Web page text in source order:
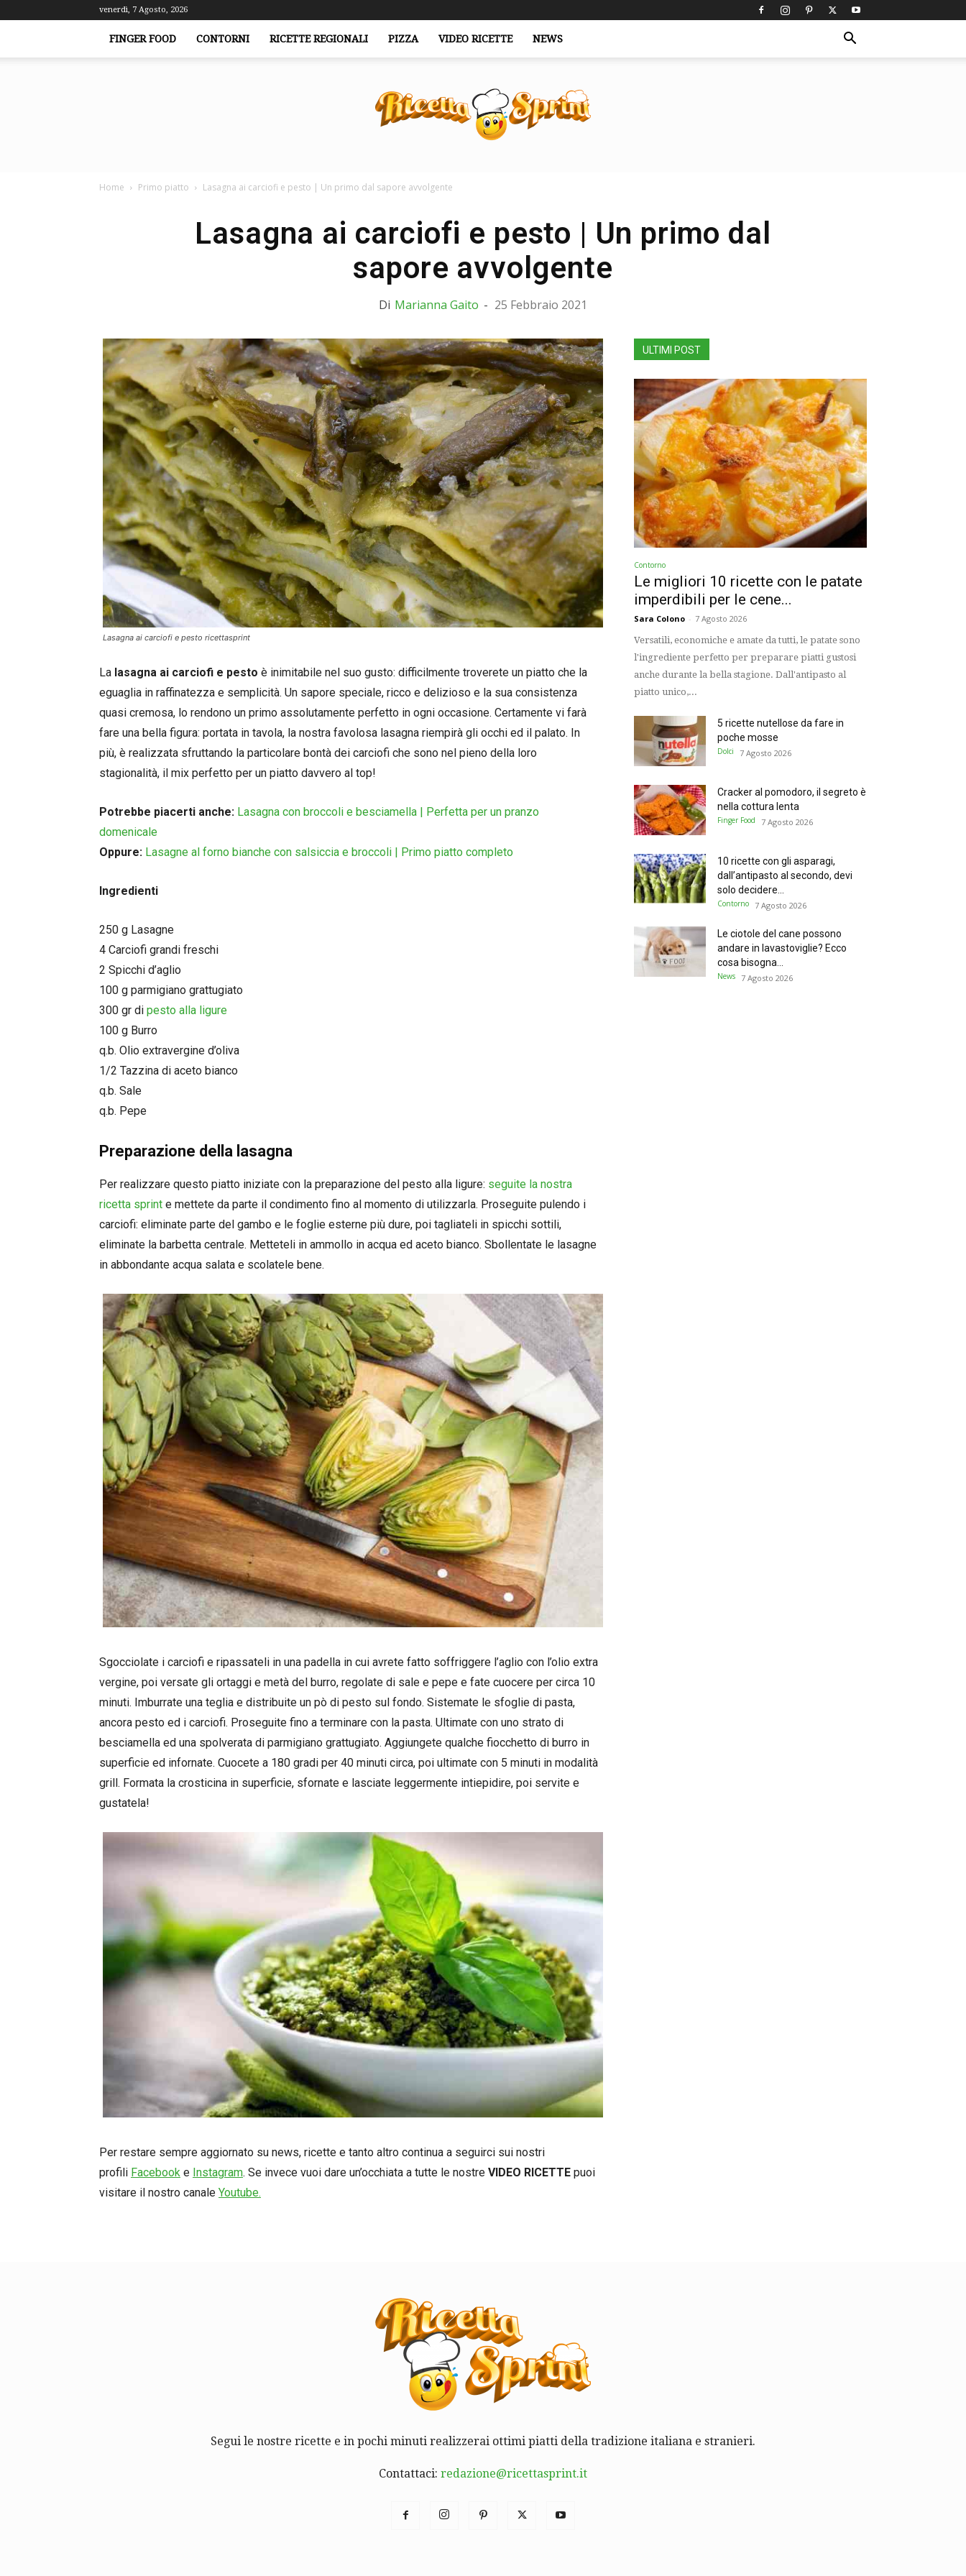
venerdì, 7 Agosto, 2026
FINGER FOOD CONTORNI RICETTE REGIONALI PIZZA VIDEO RICETTE NEWS
Home Primo piatto Lasagna ai carciofi e pesto | Un primo dal sapore avvolgente
Lasagna ai carciofi e pesto | Un primo dal
sapore avvolgente
Di Marianna Gaito - 25 Febbraio 2021
Lasagna ai carciofi e pesto ricettasprint
La lasagna ai carciofi e pesto è inimitabile nel suo gusto: difficilmente troverete un piatto che la
eguaglia in raffinatezza e semplicità. Un sapore speciale, ricco e delizioso e la sua consistenza
quasi cremosa, lo rendono un primo assolutamente perfetto in ogni occasione. Certamente vi farà
fare una bella figura: portata in tavola, la nostra favolosa lasagna riempirà gli occhi ed il palato. In
più, è realizzata sfruttando la particolare bontà dei carciofi che sono nel pieno della loro
stagionalità, il mix perfetto per un piatto davvero al top!
Potrebbe piacerti anche: Lasagna con broccoli e besciamella | Perfetta per un pranzo
domenicale
Oppure: Lasagne al forno bianche con salsiccia e broccoli | Primo piatto completo
Ingredienti
250 g Lasagne
4 Carciofi grandi freschi
2 Spicchi d’aglio
100 g parmigiano grattugiato
300 gr di pesto alla ligure
100 g Burro
q.b. Olio extravergine d’oliva
1/2 Tazzina di aceto bianco
q.b. Sale
q.b. Pepe
Preparazione della lasagna
Per realizzare questo piatto iniziate con la preparazione del pesto alla ligure: seguite la nostra
ricetta sprint e mettete da parte il condimento fino al momento di utilizzarla. Proseguite pulendo i
carciofi: eliminate parte del gambo e le foglie esterne più dure, poi tagliateli in spicchi sottili,
eliminate la barbetta centrale. Metteteli in ammollo in acqua ed aceto bianco. Sbollentate le lasagne
in abbondante acqua salata e scolatele bene.
Sgocciolate i carciofi e ripassateli in una padella in cui avrete fatto soffriggere l’aglio con l’olio extra
vergine, poi versate gli ortaggi e metà del burro, regolate di sale e pepe e fate cuocere per circa 10
minuti. Imburrate una teglia e distribuite un pò di pesto sul fondo. Sistemate le sfoglie di pasta,
ancora pesto ed i carciofi. Proseguite fino a terminare con la pasta. Ultimate con uno strato di
besciamella ed una spolverata di parmigiano grattugiato. Aggiungete qualche fiocchetto di burro in
superficie ed infornate. Cuocete a 180 gradi per 40 minuti circa, poi ultimate con 5 minuti in modalità
grill. Formata la crosticina in superficie, sfornate e lasciate leggermente intiepidire, poi servite e
gustatela!
Per restare sempre aggiornato su news, ricette e tanto altro continua a seguirci sui nostri
profili Facebook e Instagram. Se invece vuoi dare un’occhiata a tutte le nostre VIDEO RICETTE puoi
visitare il nostro canale Youtube.
ULTIMI POST
Contorno
Le migliori 10 ricette con le patate
imperdibili per le cene...
Sara Colono - 7 Agosto 2026
Versatili, economiche e amate da tutti, le patate sono
l'ingrediente perfetto per preparare piatti gustosi
anche durante la bella stagione. Dall'antipasto al
piatto unico,...
5 ricette nutellose da fare in
poche mosse
Dolci 7 Agosto 2026
Cracker al pomodoro, il segreto è
nella cottura lenta
Finger Food 7 Agosto 2026
10 ricette con gli asparagi,
dall’antipasto al secondo, devi
solo decidere...
Contorno 7 Agosto 2026
Le ciotole del cane possono
andare in lavastoviglie? Ecco
cosa bisogna...
News 7 Agosto 2026
Segui le nostre ricette e in pochi minuti realizzerai ottimi piatti della tradizione italiana e stranieri.
Contattaci: redazione@ricettasprint.it